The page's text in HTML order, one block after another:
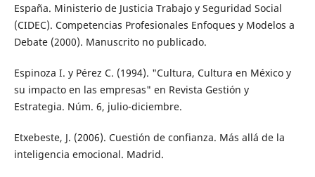
España. Ministerio de Justicia Trabajo y Seguridad Social
(CIDEC). Competencias Profesionales Enfoques y Modelos a
Debate (2000). Manuscrito no publicado.
Espinoza I. y Pérez C. (1994). "Cultura, Cultura en México y
su impacto en las empresas" en Revista Gestión y
Estrategia. Núm. 6, julio-diciembre.
Etxebeste, J. (2006). Cuestión de confianza. Más allá de la
inteligencia emocional. Madrid.